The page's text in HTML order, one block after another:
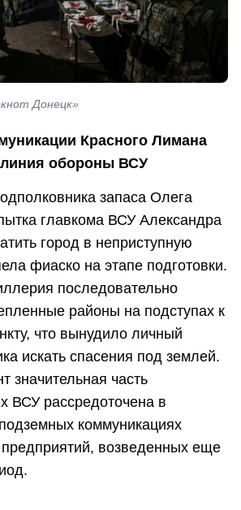
Донецк»
Красного Лимана
линия обороны ВСУ
запаса Олега
главкома ВСУ Александра
город в неприступную
фиаско на этапе подготовки.
последовательно
районы на подступах к
что вынудило личный
искать спасения под землей.
значительная часть
ВСУ рассредоточена в
коммуникациях
возведенных еще